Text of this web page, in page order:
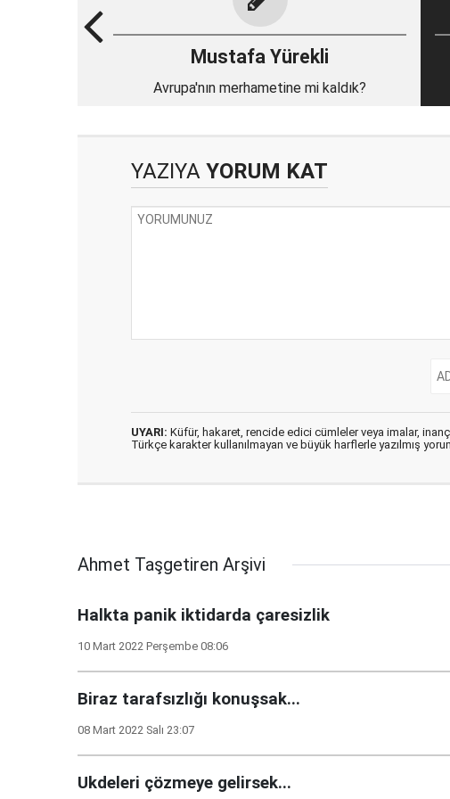
Mustafa Yürekli
Avrupa'nın merhametine mi kaldık?
YAZIYA YORUM KAT
UYARI: Küfür, hakaret, rencide edici cümleler veya imalar,
Türkçe karakter kullanılmayan ve büyük harflerle yazılmış
Ahmet Taşgetiren Arşivi
Halkta panik iktidarda çaresizlik
10 Mart 2022 Perşembe 08:06
Biraz tarafsızlığı konuşsak...
08 Mart 2022 Salı 23:07
Ukdeleri çözmeye gelirsek...